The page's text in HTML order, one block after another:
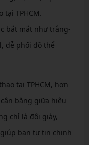
TPHCM.
bắt mắt như trắng-
dễ phối đồ thể
tại TPHCM, hơn
bằng giữa hiệu
chỉ là đôi giày,
bạn tự tin chinh